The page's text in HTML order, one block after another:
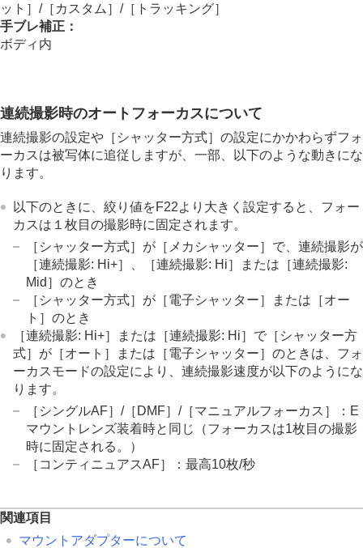
ライセンスについて
故障かな？と思ったら
ット］ /［カスタム］ /［トラッキング］
手ブレ補正 ：
ボディ内
連続撮影時のオートフォーカスについて
連続撮影の設定や ［シャッター方式］ の設定にかかわらずフォ
ーカスは被写体に追従しますが、一部、以下のような動きにな
ります。
以下のときに、絞り値をF22より大きく設定すると、フォー
カスは１枚目の撮影時に固定されます。
［シャッター方式］ が ［メカシャッター］ で、連続撮影が
［連続撮影: Hi+］
［連続撮影: Hi］ または ［連続撮影:
Mid］ のとき
［シャッター方式］ が ［電子シャッター］ または ［オー
ト］ のとき
［連続撮影: Hi+］
または ［連続撮影: Hi］ で ［シャッター方
式］ が ［オート］ または ［電子シャッター］ のときは、フォ
ーカスモードの設定により、連続撮影速度が以下のようにな
ります。
［シングルAF］ /［DMF］/［マニュアルフォーカス］
：E
マウントレンズ装着時と同じ（フォーカスは1枚目の撮影
時に固定される。）
［コンティニュアスAF］
：最高10枚/秒
関連項目
マウントアダプターについて